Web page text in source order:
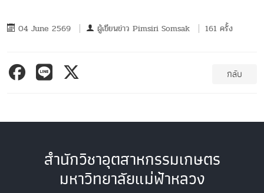
04 June 2569 ผู้เขียนข่าว Pimsiri Somsak 161 ครั้ง
กลับ
สำนักวิชาอุตสาหกรรมเกษตร
มหาวิทยาลัยแม่ฟ้าหลวง